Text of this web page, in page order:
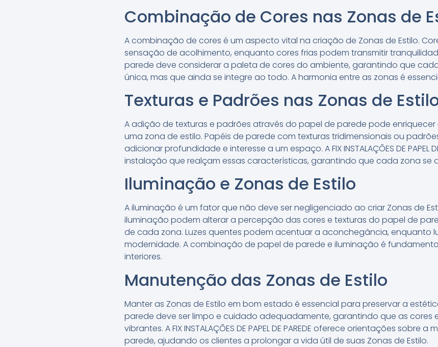
Combinação de Cores nas Zonas de
A combinação de cores é um aspecto vital na criação de Zonas de Estilo.
sensação de acolhimento, enquanto cores frias podem transmitir
parede deve considerar a paleta de cores do ambiente, garantindo que
única, mas que ainda se integre ao todo. A harmonia entre as zonas é
Texturas e Padrões nas Zonas de
A adição de texturas e padrões através do papel de parede pode enriquecer
uma zona de estilo. Papéis de parede com texturas tridimensionais ou
adicionar profundidade e interesse a um espaço. A FIX INSTALAÇÕES DE PAPEL
instalação que realçam essas características, garantindo que cada zona se
Iluminação e Zonas de Estilo
A iluminação é um fator que não deve ser negligenciado ao criar Zonas de
iluminação podem alterar a percepção das cores e texturas do papel de
de cada zona. Luzes quentes podem acentuar a aconchegância, enquanto
modernidade. A combinação de papel de parede e iluminação é
interiores.
Manutenção das Zonas de Estilo
Manter as Zonas de Estilo em bom estado é essencial para preservar a
parede deve ser limpo e cuidado adequadamente, garantindo que as cores
vibrantes. A FIX INSTALAÇÕES DE PAPEL DE PAREDE oferece orientações
parede, ajudando os clientes a prolongar a vida útil de suas Zonas de Estilo.